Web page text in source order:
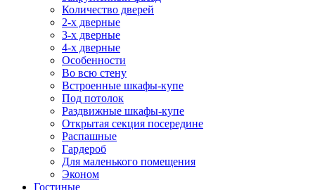
Количество дверей
2-х дверные
3-х дверные
4-х дверные
Особенности
Во всю стену
Встроенные шкафы-купе
Под потолок
Раздвижные шкафы-купе
Открытая секция посередине
Распашные
Гардероб
Для маленького помещения
Эконом
Гостиные